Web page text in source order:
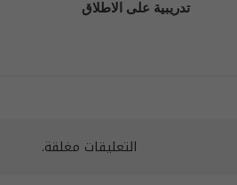
تدريبية على الاطلاق
التعليقات مغلقة.